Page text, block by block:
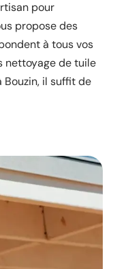
pour
propose des
à tous vos
nettoyage de tuile
Bouzin, il suffit de